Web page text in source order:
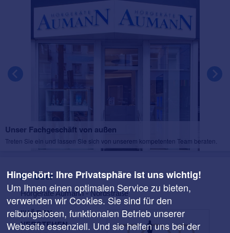
Unser Fachgeschäft von außen
Treten Sie ein und lassen Sie sich von unserem kompetenten Team beraten.
Über
Hörgeräte Aumann - Nordstraße
"HÖREN,
VERSTEHEN,
Hingehört: Ihre Privatsphäre ist uns wichtig!
Um Ihnen einen optimalen Service zu bieten,
verwenden wir Cookies. Sie sind für den
reibungslosen, funktionalen Betrieb unserer
Webseite essenziell. Und sie helfen uns bei der